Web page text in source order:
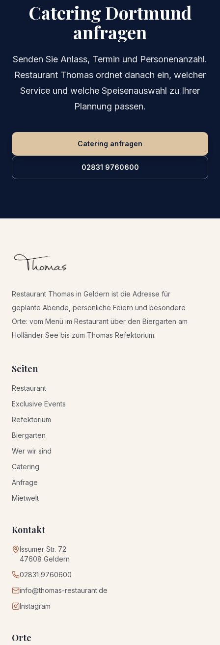
CateringDortmund
anfragen
Senden Sie Anlass, Termin und Personenanzahl.
Restaurant Thomas ordnet danach ein, welcher
Service und welche Speisenauswahl zu Ihrer
Plannung passen.
Catering anfragen
02831 9760600
Restaurant Thomas in Geldern ist die Adresse für
geplante Abende, persönliche Feiern und besondere
Orte: vom Menü im Restaurant über den Biergarten am
Holländer See bis zum Thomas Refektorium.
Seiten
Restaurant
Exclusive Events
Refektorium
Biergarten
Wer wir sind
Catering
Anfrage
Mietwelt
Kontakt
Issumer Str. 72
47608 Geldern
02831 9760600
info@thomas-restaurant.de
Instagram
Orte